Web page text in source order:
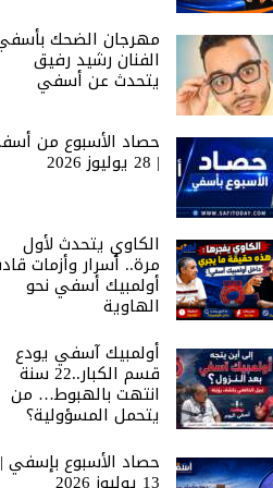
مهرجان الضحك
الفنان رشيد رفيق
يتحدث عن أسفي
حصاد الأسبوع من
| 28 يوليوز 2026
الكاوي يتحدث لأول
مرة.. أسرار وأزمات
أولمبيك أسفي نحو
الهاوية
أولمبيك آسفي يودع
قسم الكبار..22 سنة
انتهت بالهبوط… من
يتحمل المسؤولية؟
حصاد الأسبوع بإسفي |